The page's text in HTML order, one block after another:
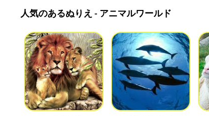
人気のあるぬりえ - アニマルワールド